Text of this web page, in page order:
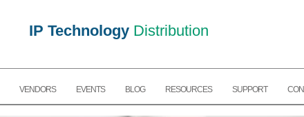
IP Technology Distribution
VENDORS EVENTS BLOG RESOURCES SUPPORT